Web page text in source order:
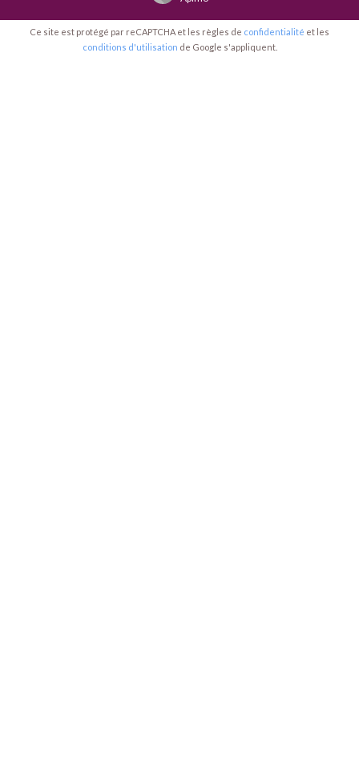
Ce site est protégé par reCAPTCHA et les règles de confidentialité et les
conditions d'utilisation de Google s'appliquent.